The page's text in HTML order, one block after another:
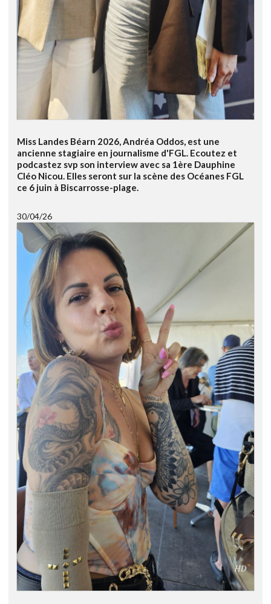
Miss Landes Béarn 2026, Andréa Oddos, est une
ancienne stagiaire en journalisme d'FGL. Ecoutez et
podcastez svp son interview avec sa 1ère Dauphine
Cléo Nicou. Elles seront sur la scène des Océanes FGL
ce 6 juin à Biscarrosse-plage.
30/04/26